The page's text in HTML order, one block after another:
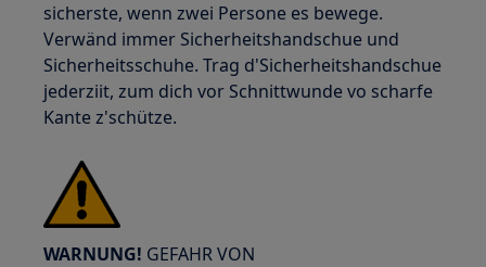
sicherste, wenn zwei Persone es bewege.
Verwänd immer Sicherheitshandschue und
Sicherheitsschuhe. Trag d'Sicherheitshandschue
jederziit, zum dich vor Schnittwunde vo scharfe
Kante z'schütze.
WARNUNG! GEFAHR VON